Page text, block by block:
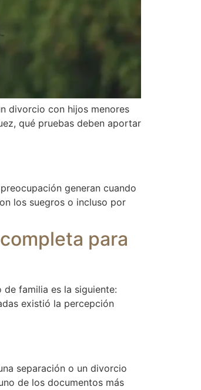
divorcio con hijos menores
qué pruebas deben aportar
generan cuando
los suegros o incluso por
para
familia es la siguiente:
existió la percepción
separación o un divorcio
de los documentos más